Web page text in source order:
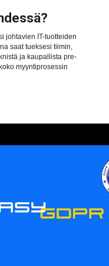
johtavien IT-tuotteiden
saat tueksesi tiimin,
ja kaupallista pre-
myyntiprosessin